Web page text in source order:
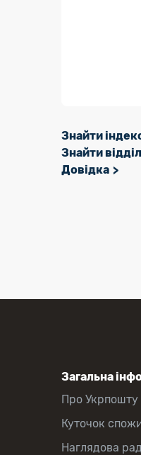
Знайти
Знайти
Довідка
Загальна
Про Укрпошту
Куточок
Наглядова